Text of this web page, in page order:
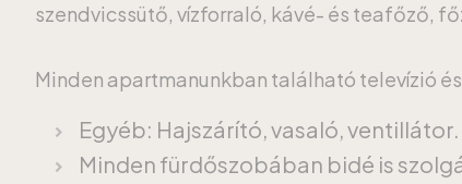
szendvicssütő, vízforraló, kávé- és teafőző,
Minden apartmanunkban található televízió
Egyéb: Hajszárító, vasaló, ventillátor.
Minden fürdőszobában bidé is